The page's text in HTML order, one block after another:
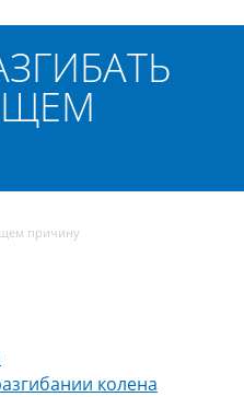
причину
колена